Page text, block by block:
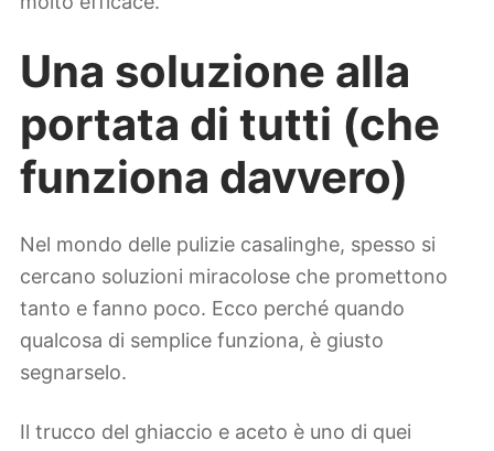
Una soluzione alla
portata di tutti (che
funziona davvero)
Nel mondo delle pulizie casalinghe, spesso si
cercano soluzioni miracolose che promettono
tanto e fanno poco. Ecco perché quando
qualcosa di semplice funziona, è giusto
segnarselo.
Il trucco del ghiaccio e aceto è uno di quei